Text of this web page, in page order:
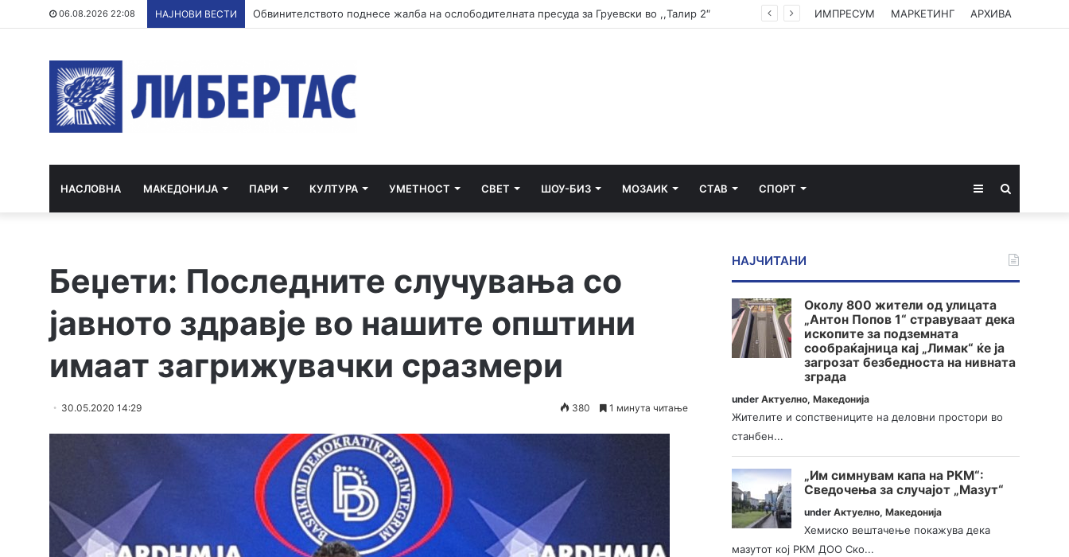
06.08.2026 22:08 НАЈНОВИ ВЕСТИ Обвинителството поднесе жалба на ослободителната пресуда за Груевски во ,,Талир 2″ ИМПРЕСУМ МАРКЕТИНГ АРХИВА
НАСЛОВНА МАКЕДОНИЈА ПАРИ КУЛТУРА УМЕТНОСТ СВЕТ ШОУ-БИЗ МОЗАИК СТАВ СПОРТ Sidebar
Беџети: Последните случувања со
јавното здравје во нашите општини
имаат загрижувачки сразмери
30.05.2020 14:29 380 1 минута читање
НАЈЧИТАНИ
Околу 800 жители од улицата
„Антон Попов 1“ стравуваат дека
ископите за подземната
сообраќајница кај „Лимак“ ќе ја
загрозат безбедноста на нивната
зграда
underАктуелно,Македонија
Жителите и сопствениците на деловни простори во
станбен...
„Им симнувам капа на РКМ“:
Сведочења за случајот „Мазут“
underАктуелно,Македонија
Хемиско вештачење покажува дека
мазутот кој РКМ ДОО Ско...